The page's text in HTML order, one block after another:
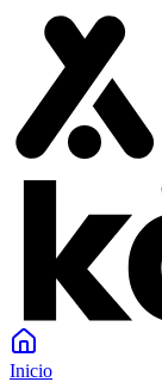
Inicio